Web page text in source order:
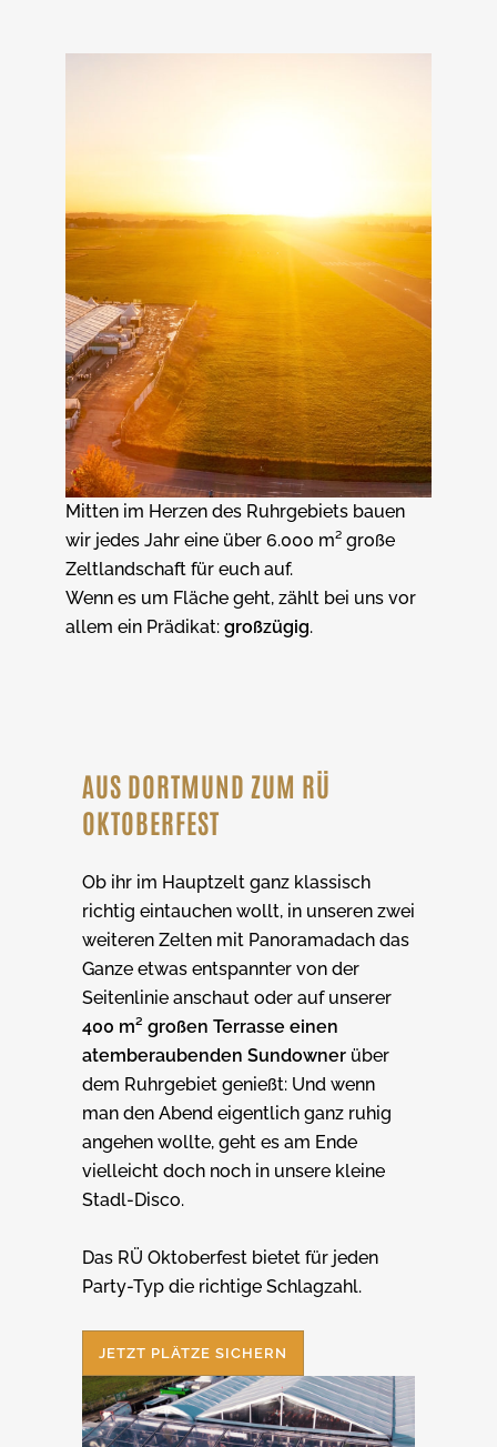
Mitten im Herzen des Ruhrgebiets bauen
wir jedes Jahr eine über 6.000 m² große
Zeltlandschaft für euch auf.
Wenn es um Fläche geht, zählt bei uns vor
allem ein Prädikat: großzügig.
AUS DORTMUND ZUM RÜ
OKTOBERFEST
Ob ihr im Hauptzelt ganz klassisch
richtig eintauchen wollt, in unseren zwei
weiteren Zelten mit Panoramadach das
Ganze etwas entspannter von der
Seitenlinie anschaut oder auf unserer
400 m² großen Terrasse einen
atemberaubenden Sundowner über
dem Ruhrgebiet genießt: Und wenn
man den Abend eigentlich ganz ruhig
angehen wollte, geht es am Ende
vielleicht doch noch in unsere kleine
Stadl-Disco.
Das RÜ Oktoberfest bietet für jeden
Party-Typ die richtige Schlagzahl.
JETZT PLÄTZE SICHERN